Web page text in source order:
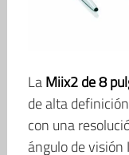
LaMiix2 de 8
de alta
con una
ángulo de visión